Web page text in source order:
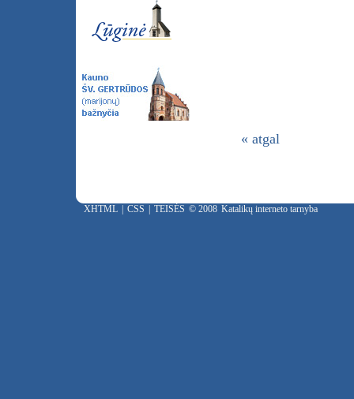
« atgal
XHTML CSS TEISĖS © 2008 Katalikų interneto tarnyba